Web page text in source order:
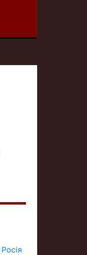
Росія